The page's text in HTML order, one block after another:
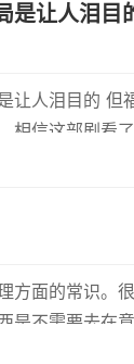
是让人泪目
让人泪目的 但
相信这部剧看
方面的常识。
是不需要去在